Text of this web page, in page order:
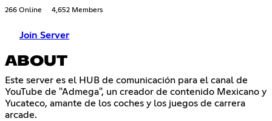
266 Online 4,652 Members
Join Server
ABOUT
Este server es el HUB de comunicación para el canal de
YouTube de "Admega", un creador de contenido Mexicano y
Yucateco, amante de los coches y los juegos de carrera
arcade.